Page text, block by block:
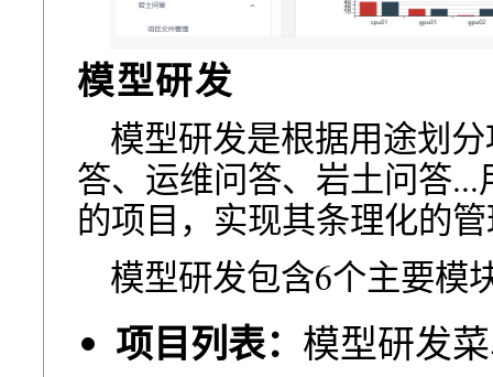
模型研发
模型研发是根据⽤途划
答、运维问答、岩⼟问答
的项⽬，实现其条理化的
模型研发包含6个主要模
项目列表： 模型研发